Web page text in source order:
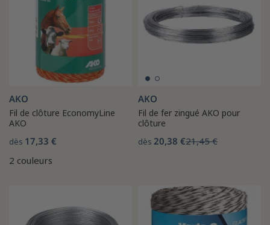
AKO
Fil de clôture EconomyLine
AKO
dès 17,33 €
2 couleurs
AKO
Fil de fer zingué AKO pour
clôture
dès 20,38 €21,45 €